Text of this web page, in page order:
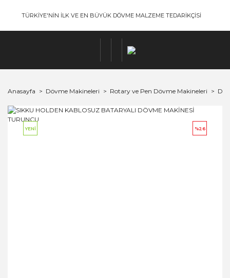
TÜRKİYE'NİN İLK VE EN BÜYÜK DÖVME MALZEME TEDARİKÇİSİ
Anasayfa Dövme Makineleri Rotary ve Pen Dövme Makineleri
%26
YENİ